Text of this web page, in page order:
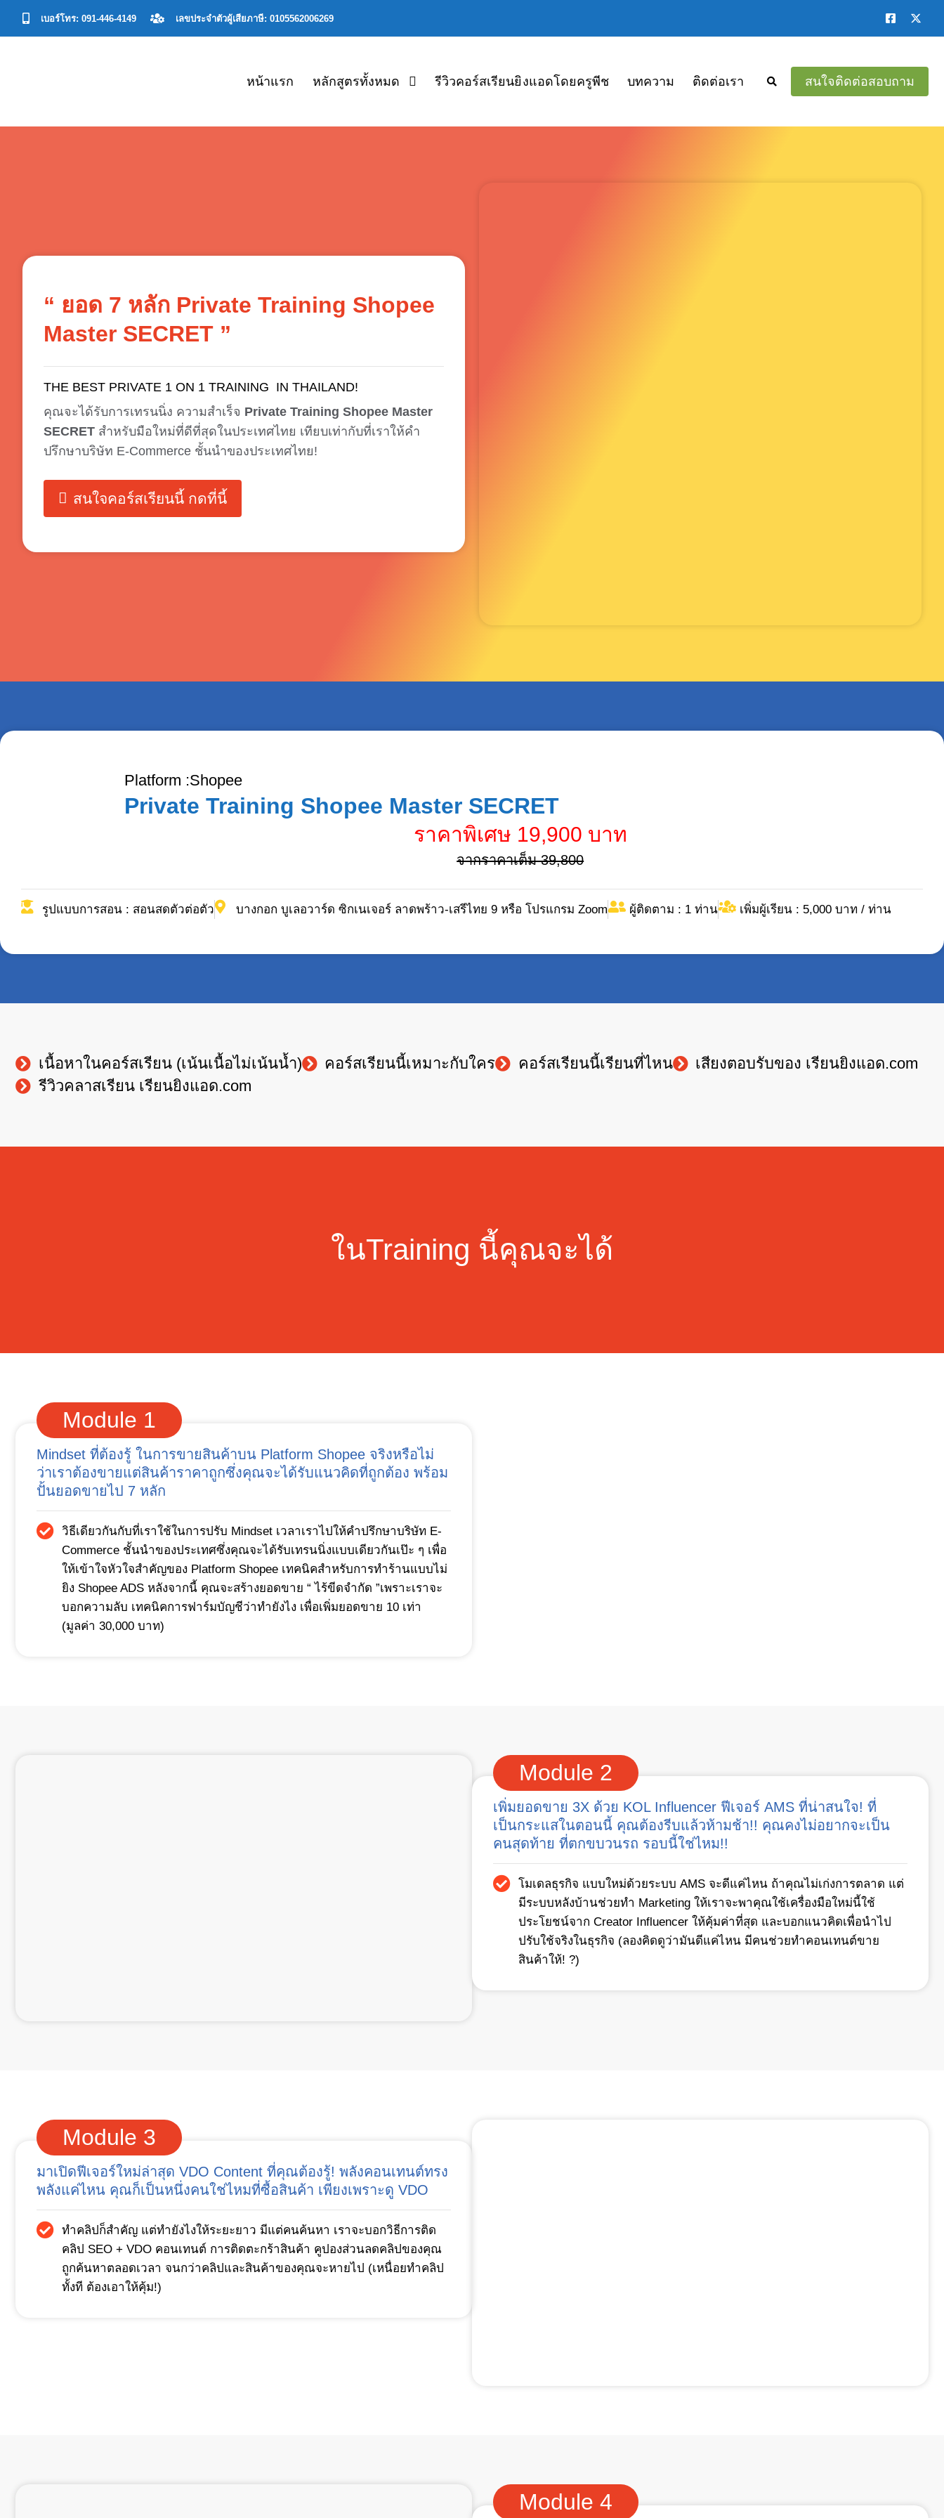
เบอร์โทร: 091-446-4149 เลขประจําตัวผู้เสียภาษี: 0105562006269
หน้าแรก หลักสูตรทั้งหมด รีวิวคอร์สเรียนยิงแอดโดยครูพีช บทความ ติดต่อเรา สนใจติดต่อสอบถาม
“ ยอด 7 หลัก Private Training Shopee
Master SECRET ”
THE BEST PRIVATE 1 ON 1 TRAINING IN THAILAND!
คุณจะได้รับการเทรนนิ่ง ความสำเร็จ Private Training Shopee Master
SECRET สำหรับมือใหม่ที่ดีที่สุดในประเทศไทย เทียบเท่ากับที่เราให้คำ
ปรึกษาบริษัท E-Commerce ชั้นนำของประเทศไทย!
สนใจคอร์สเรียนนี้ กดที่นี้
Platform :Shopee
Private Training Shopee Master SECRET
ราคาพิเศษ 19,900 บาท
จากราคาเต็ม 39,800
รูปแบบการสอน : สอนสดตัวต่อตัว บางกอก บูเลอวาร์ด ซิกเนเจอร์ ลาดพร้าว-เสรีไทย 9 หรือ โปรแกรม Zoom ผู้ติดตาม : 1 ท่าน เพิ่มผู้เรียน : 5,000 บาท / ท่าน
เนื้อหาในคอร์สเรียน (เน้นเนื้อไม่เน้นน้ำ) คอร์สเรียนนี้เหมาะกับใคร คอร์สเรียนนี้เรียนที่ไหน
เสียงตอบรับของ เรียนยิงแอด.com
รีวิวคลาสเรียน เรียนยิงแอด.com
ในTraining นี้คุณจะได้
Module 1
Mindset ที่ต้องรู้ ในการขายสินค้าบน Platform Shopee จริงหรือไม่
ว่าเราต้องขายแต่สินค้าราคาถูกซึ่งคุณจะได้รับแนวคิดที่ถูกต้อง พร้อม
ปั้นยอดขายไป 7 หลัก
วิธีเดียวกันกับที่เราใช้ในการปรับ Mindset เวลาเราไปให้คำปรึกษาบริษัท E-
Commerce ชั้นนำของประเทศซึ่งคุณจะได้รับเทรนนิ่งแบบเดียวกันเป๊ะ ๆ เพื่อ
ให้เข้าใจหัวใจสำคัญของ Platform Shopee เทคนิคสำหรับการทำร้านแบบไม่
ยิง Shopee ADS หลังจากนี้ คุณจะสร้างยอดขาย “ ไร้ขีดจำกัด ”เพราะเราจะ
บอกความลับ เทคนิคการฟาร์มบัญชีว่าทำยังไง เพื่อเพิ่มยอดขาย 10 เท่า
(มูลค่า 30,000 บาท)
Module 2
เพิ่มยอดขาย 3X ด้วย KOL Influencer ฟีเจอร์ AMS ที่น่าสนใจ! ที่
เป็นกระแสในตอนนี้ คุณต้องรีบแล้วห้ามช้า!! คุณคงไม่อยากจะเป็น
คนสุดท้าย ที่ตกขบวนรถ รอบนี้ใช่ไหม!!
โมเดลธุรกิจ แบบใหม่ด้วยระบบ AMS จะดีแค่ไหน ถ้าคุณไม่เก่งการตลาด แต่
มีระบบหลังบ้านช่วยทำ Marketing ให้เราจะพาคุณใช้เครื่องมือใหม่นี้ใช้
ประโยชน์จาก Creator Influencer ให้คุ้มค่าที่สุด และบอกแนวคิดเพื่อนำไป
ปรับใช้จริงในธุรกิจ (ลองคิดดูว่ามันดีแค่ไหน มีคนช่วยทำคอนเทนต์ขาย
สินค้าให้! ?)
Module 3
มาเปิดฟีเจอร์ใหม่ล่าสุด VDO Content ที่คุณต้องรู้! พลังคอนเทนต์ทรง
พลังแค่ไหน คุณก็เป็นหนึ่งคนใช่ไหมที่ซื้อสินค้า เพียงเพราะดู VDO
ทำคลิปก็สำคัญ แต่ทำยังไงให้ระยะยาว มีแต่คนค้นหา เราจะบอกวิธีการติด
คลิป SEO + VDO คอนเทนต์ การติดตะกร้าสินค้า คูปองส่วนลดคลิปของคุณ
ถูกค้นหาตลอดเวลา จนกว่าคลิปและสินค้าของคุณจะหายไป (เหนื่อยทำคลิป
ทั้งที ต้องเอาให้คุ้ม!)
Module 4